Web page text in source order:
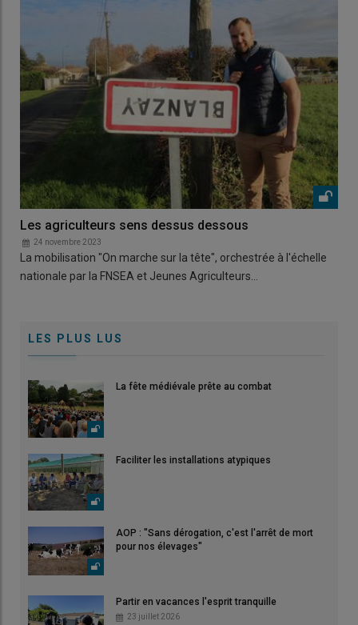
Les agriculteurs sens dessus dessous
24 novembre 2023
La mobilisation "On marche sur la tête", orchestrée à l'échelle
nationale par la FNSEA et Jeunes Agriculteurs…
LES PLUS LUS
La fête médiévale prête au combat
Faciliter les installations atypiques
AOP : "Sans dérogation, c'est l'arrêt de mort
pour nos élevages"
Partir en vacances l'esprit tranquille
23 juillet 2026